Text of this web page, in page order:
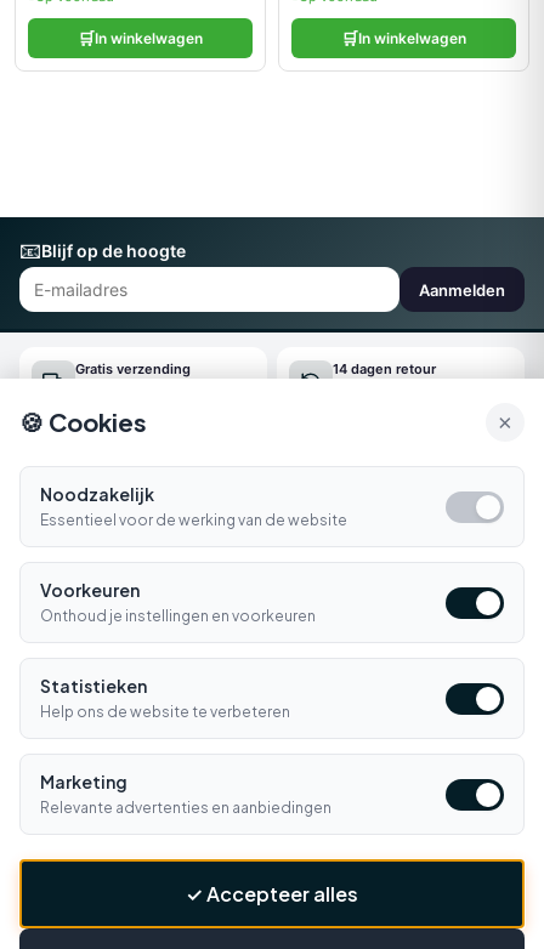
🛒In winkelwagen 🛒In winkelwagen
📧Blijf op de hoogte
Aanmelden
Gratis verzending 14 dagen retour
Bellen E-mail
Klantenservice
Winkelen ▼
Informatie
Contact ▼
BETAALMETHODES
🍪 Cookies ×
Noodzakelijk
Essentieel voor de werking van de website
Voorkeuren
Onthoud je instellingen en voorkeuren
Statistieken
Help ons de website te verbeteren
Marketing
Relevante advertenties en aanbiedingen
✓ Accepteer alles